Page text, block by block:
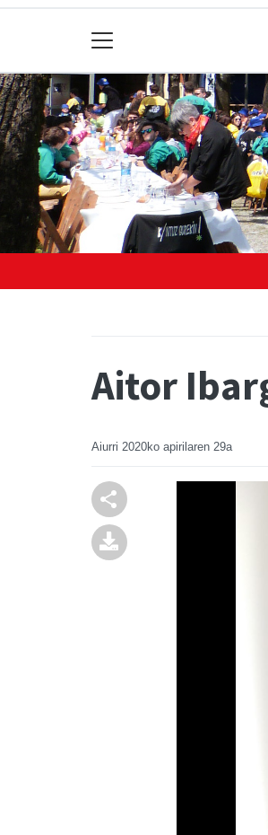
Aitor
Aiurri 2020ko apirilaren 29a